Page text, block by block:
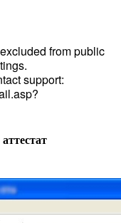
from public
support: